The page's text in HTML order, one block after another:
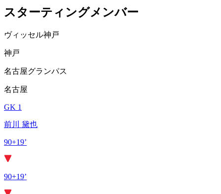
スターティングメンバー
ヴィッセル神戸
神戸
名古屋グランパス
名古屋
GK 1
前川 黛也
90+19’
90+19’